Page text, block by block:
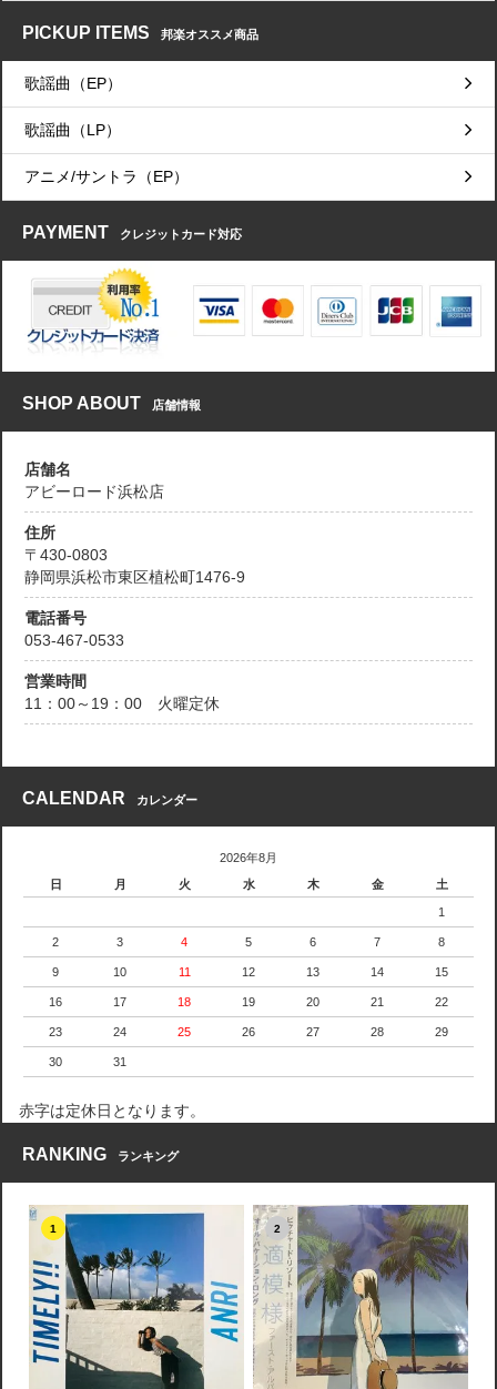
PICKUP ITEMS 邦楽オススメ商品
歌謡曲（EP）
歌謡曲（LP）
アニメ/サントラ（EP）
PAYMENT クレジットカード対応
SHOP ABOUT 店舗情報
店舗名
アビーロード浜松店
住所
〒430-0803
静岡県浜松市東区植松町1476-9
電話番号
053-467-0533
営業時間
11：00～19：00 火曜定休
CALENDAR カレンダー
2026年8月
日
月 火 水 木 金 土
1
2 3 4 5 6 7 8
9 10 11 12 13 14 15
16 17 18 19 20 21 22
23 24 25 26 27 28 29
30 31
赤字は定休日となります。
RANKING ランキング
1 2